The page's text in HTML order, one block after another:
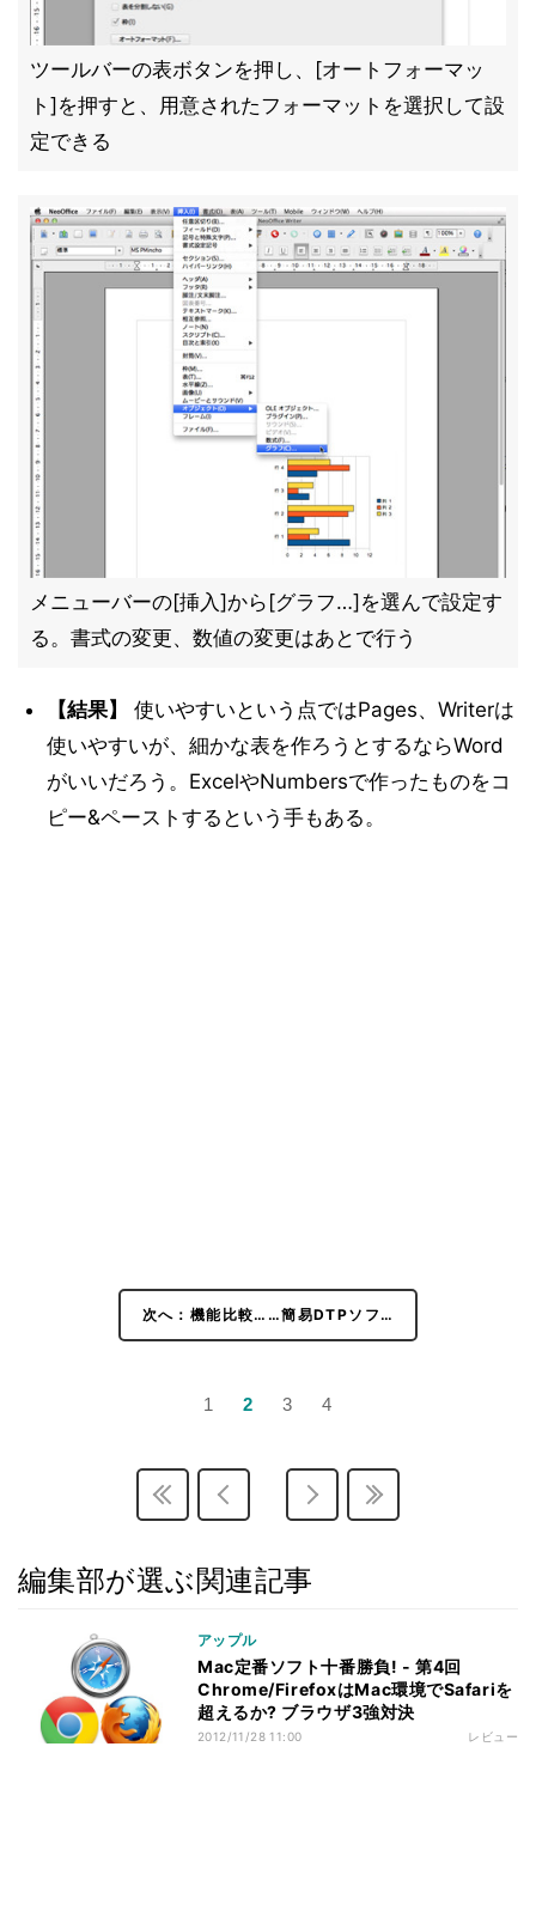
ツールバーの表ボタンを押し、[オートフォーマッ
ト]を押すと、用意されたフォーマットを選択して設
定できる
メニューバーの[挿入]から[グラフ…]を選んで設定す
る。書式の変更、数値の変更はあとで行う
【結果】
使いやすいという点ではPages、Writerは
使いやすいが、細かな表を作ろうとするならWord
がいいだろう。ExcelやNumbersで作ったものをコ
ピー&ペーストするという手もある。
次へ：機能比較……簡易DTPソフ…
1 2 3 4
編集部が選ぶ関連記事
アップル
Mac定番ソフト十番勝負! - 第4回
Chrome/FirefoxはMac環境でSafariを
超えるか? ブラウザ3強対決
2012/11/28 11:00 レビュー